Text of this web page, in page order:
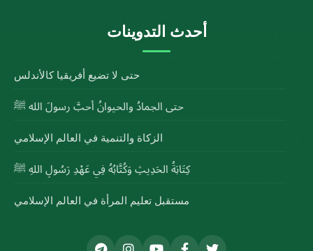
أحدث التدوينات
حتى لا تضيع أفريقيا كالأندلس
حتى الجمادُ والحيوانُ أحبَّ رسولَ الله ﷺ
الزكاة والتنمية في العالم الإسلامي
كِتَابَةُ الحَدِيثِ وَكُتَّابُهُ فِي عَهْدِ رَسُولِ اللهِ ﷺ
مستقبل تعليم المرأة في العالم الإسلامي